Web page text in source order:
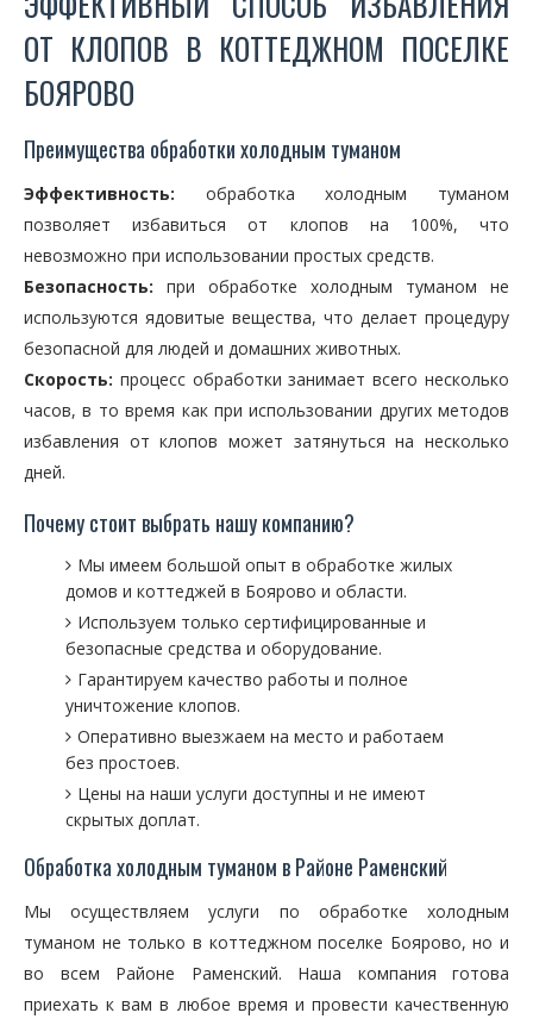
ОТ КЛОПОВ В КОТТЕДЖНОМ ПОСЕЛКЕ
БОЯРОВО
Преимущества обработки холодным туманом
Эффективность: обработка холодным туманом
позволяет избавиться от клопов на 100%, что
невозможно при использовании простых средств.
Безопасность: при обработке холодным туманом не
используются ядовитые вещества, что делает процедуру
безопасной для людей и домашних животных.
Скорость: процесс обработки занимает всего несколько
часов, в то время как при использовании других методов
избавления от клопов может затянуться на несколько
дней.
Почему стоит выбрать нашу компанию?
Мы имеем большой опыт в обработке жилых
домов и коттеджей в Боярово и области.
Используем только сертифицированные и
безопасные средства и оборудование.
Гарантируем качество работы и полное
уничтожение клопов.
Оперативно выезжаем на место и работаем
без простоев.
Цены на наши услуги доступны и не имеют
скрытых доплат.
Обработка холодным туманом в Районе Раменский
Мы осуществляем услуги по обработке холодным
туманом не только в коттеджном поселке Боярово, но и
во всем Районе Раменский. Наша компания готова
приехать к вам в любое время и провести качественную